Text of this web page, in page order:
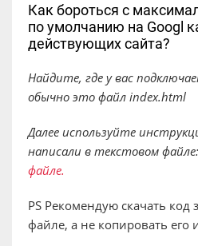
Как бороться с
по умолчанию на Googl
действующих сайта?
Найдите, где у вас
обычно это файл index.html
Далее используйте
написали в текстовом файле:
файле.
PS Рекомендую скачать код
файле, а не копировать его